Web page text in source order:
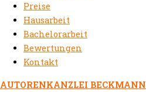
Preise
Hausarbeit
Bachelorarbeit
Bewertungen
Kontakt
AUTORENKANZLEI BECKMANN